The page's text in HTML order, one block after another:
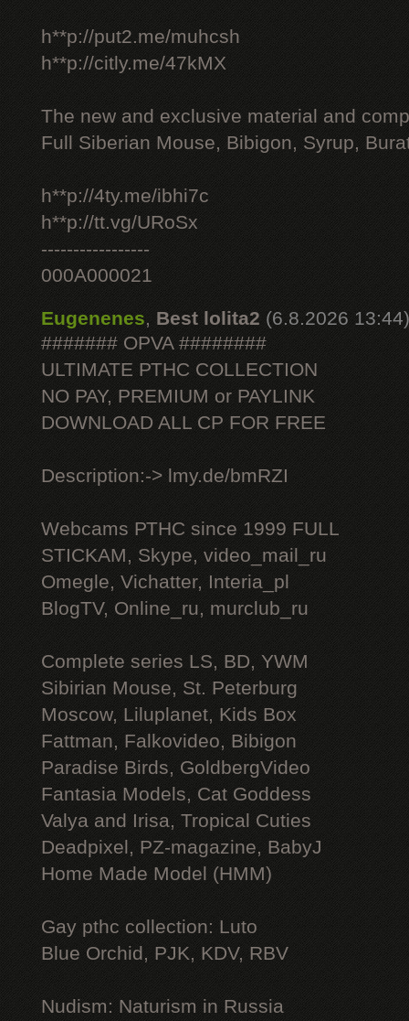
h**p://put2.me/muhcsh
h**p://citly.me/47kMX
The new and exclusive material and
Full Siberian Mouse, Bibigon, Syrup,
h**p://4ty.me/ibhi7c
h**p://tt.vg/URoSx
-----------------
000A000021
Eugenenes, Best lolita2 (6.8.2026 13:44)
####### OPVA ########
ULTIMATE РТНС COLLECTION
NO PAY, PREMIUM or PAYLINK
DOWNLOAD ALL СР FOR FREE
Description:-> lmy.de/bmRZI
Webcams РТНС since 1999 FULL
STICKAM, Skype, video_mail_ru
Omegle, Vichatter, Interia_pl
BlogTV, Online_ru, murclub_ru
Complete series LS, BD, YWM
Sibirian Mouse, St. Peterburg
Moscow, Liluplanet, Kids Box
Fattman, Falkovideo, Bibigon
Paradise Birds, GoldbergVideo
Fantasia Models, Cat Goddess
Valya and Irisa, Tropical Cuties
Deadpixel, PZ-magazine, BabyJ
Home Made Model (HMM)
Gay рthс collection: Luto
Blue Orchid, PJK, KDV, RBV
Nudism: Naturism in Russia